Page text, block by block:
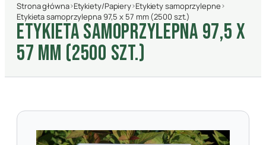
Strona główna›Etykiety/Papiery›Etykiety samoprzylepne›
Etykieta samoprzylepna 97,5 x 57 mm (2500 szt.)
ETYKIETA SAMOPRZYLEPNA 97,5 X
57 MM (2500 SZT.)